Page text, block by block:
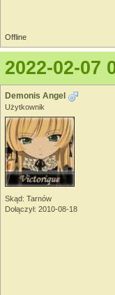
Offline
2022-02-07
Demonis Angel
Użytkownik
Skąd: Tarnów
Dołączył: 2010-08-18